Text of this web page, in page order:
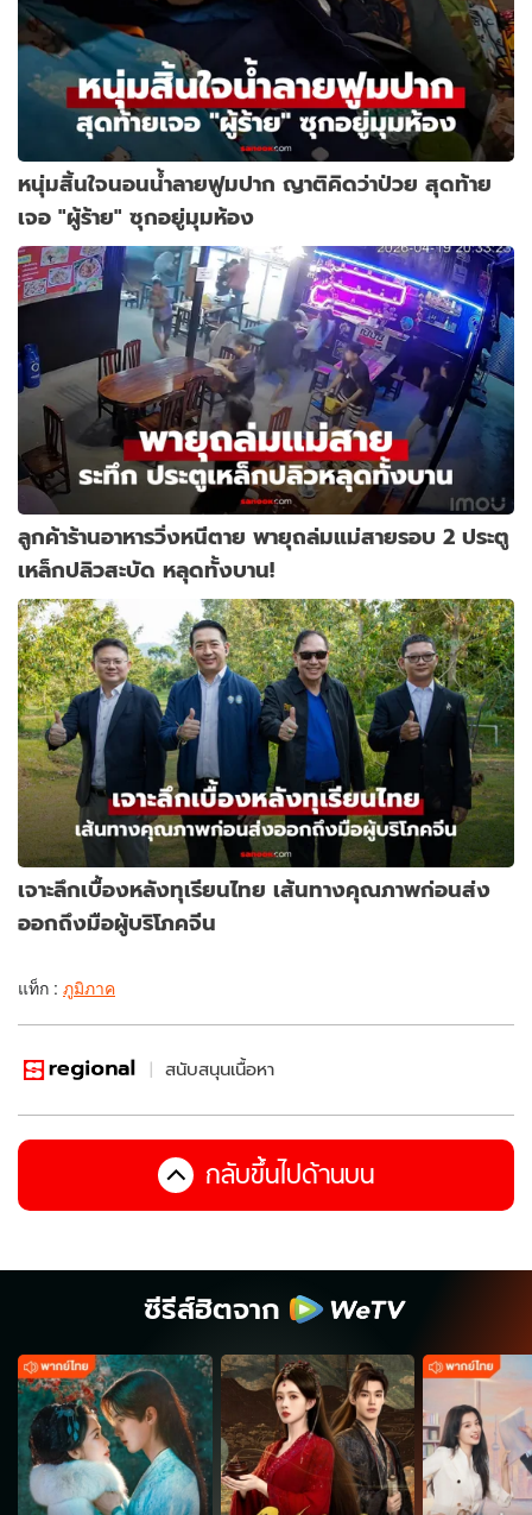
หนุ่มสิ้นใจนอนน้ำลายฟูมปาก ญาติคิดว่าป่วย สุดท้าย
เจอ "ผู้ร้าย" ซุกอยู่มุมห้อง
ลูกค้าร้านอาหารวิ่งหนีตาย พายุถล่มแม่สายรอบ 2 ประตู
เหล็กปลิวสะบัด หลุดทั้งบาน!
เจาะลึกเบื้องหลังทุเรียนไทย เส้นทางคุณภาพก่อนส่ง
ออกถึงมือผู้บริโภคจีน
แท็ก : ภูมิภาค
สนับสนุนเนื้อหา
กลับขึ้นไปด้านบน
ซีรีส์ฮิตจาก